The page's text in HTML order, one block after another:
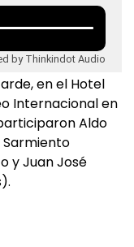
by Thinkindot Audio
en el Hotel
Internacional en
Aldo
Sarmiento
y Juan José